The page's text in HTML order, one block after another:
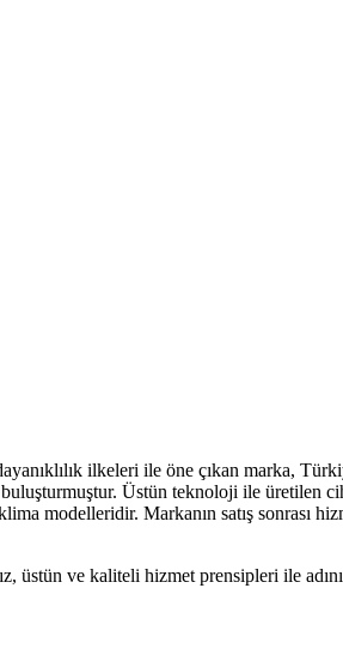
ilkeleri ile öne çıkan marka,
Üstün teknoloji ile üretilen
modelleridir. Markanın satış sonrası
üstün ve kaliteli hizmet prensipleri ile adını